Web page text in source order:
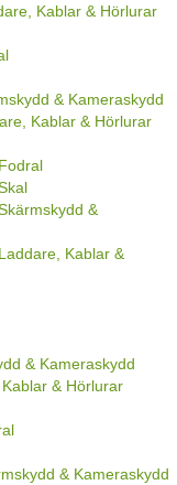
Kablar & Hörlurar
& Kameraskydd
Kablar & Hörlurar
&
Kablar &
& Kameraskydd
& Hörlurar
& Kameraskydd